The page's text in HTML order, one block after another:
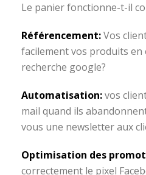
Le panier fonctionne-t-il
Référencement:Vos
facilement vos produits
recherche google?
Automatisation:vos
mail quand ils
vous une newsletter aux
Optimisation des
correctement le pixel